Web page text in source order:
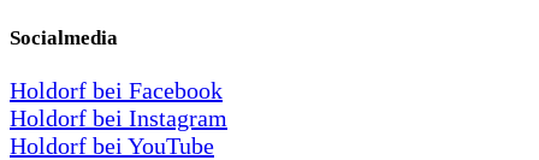
Socialmedia
Holdorf bei Facebook
Holdorf bei Instagram
Holdorf bei YouTube